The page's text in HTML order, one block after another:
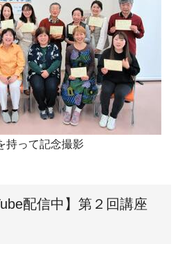
持って記念撮影
配信中】第２回講座